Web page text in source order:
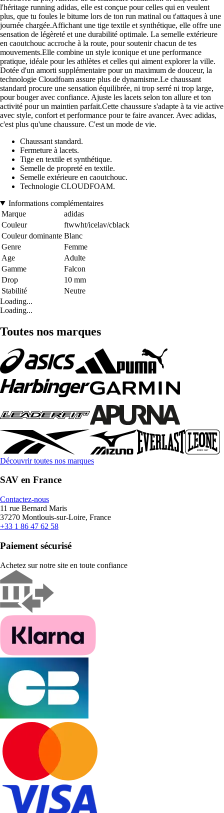
l'héritage running adidas, elle est conçue pour celles qui en veulent
plus, que tu foules le bitume lors de ton run matinal ou t'attaques à une
journée chargée.Affichant une tige textile et synthétique, elle offre une
sensation de légèreté et une durabilité optimale. La semelle extérieure
en caoutchouc accroche à la route, pour soutenir chacun de tes
mouvements.Elle combine un style iconique et une performance
pratique, idéale pour les athlètes et celles qui aiment explorer la ville.
Dotée d'un amorti supplémentaire pour un maximum de douceur, la
technologie Cloudfoam assure plus de dynamisme.Le chaussant
standard procure une sensation équilibrée, ni trop serré ni trop large,
pour bouger avec confiance. Ajuste les lacets selon ton allure et ton
activité pour un maintien parfait.Cette chaussure s'adapte à ta vie active
avec style, confort et performance pour te faire avancer. Avec adidas,
c'est plus qu'une chaussure. C'est un mode de vie.
Chaussant standard.
Fermeture à lacets.
Tige en textile et synthétique.
Semelle de propreté en textile.
Semelle extérieure en caoutchouc.
Technologie CLOUDFOAM.
Informations complémentaires
Marque
adidas
Couleur
ftwwht/icelav/cblack
Couleur dominante Blanc
Genre
Femme
Age
Adulte
Gamme
Falcon
Drop
10 mm
Stabilité
Neutre
Loading...
Loading...
Toutes nos marques
Découvrir toutes nos marques
SAV en France
Contactez-nous
11 rue Bernard Maris
37270 Montlouis-sur-Loire, France
+33 1 86 47 62 58
Paiement sécurisé
Achetez sur notre site en toute confiance